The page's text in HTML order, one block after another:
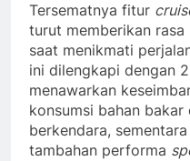
Tersematnya fitur
turut memberikan
saat menikmati
ini dilengkapi dengan
menawarkan
konsumsi bahan bakar
berkendara,
tambahan performa